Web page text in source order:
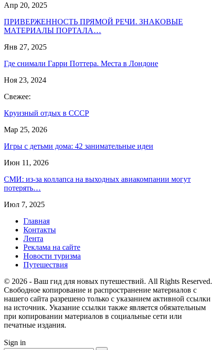
Апр 20, 2025
ПРИВЕРЖЕННОСТЬ ПРЯМОЙ РЕЧИ. ЗНАКОВЫЕ
МАТЕРИАЛЫ ПОРТАЛА…
Янв 27, 2025
Где снимали Гарри Поттера. Места в Лондоне
Ноя 23, 2024
Свежее:
Круизный отдых в СССР
Мар 25, 2026
Игры с детьми дома: 42 занимательные идеи
Июн 11, 2026
СМИ: из-за коллапса на выходных авиакомпании могут
потерять…
Июл 7, 2025
Главная
Контакты
Лента
Реклама на сайте
Новости туризма
Путешествия
© 2026 - Ваш гид для новых путешествий. All Rights Reserved.
Свободное копирование и распространение материалов с
нашего сайта разрешено только с указанием активной ссылки
на источник. Указание ссылки также является обязательным
при копировании материалов в социальные сети или
печатные издания.
Sign in